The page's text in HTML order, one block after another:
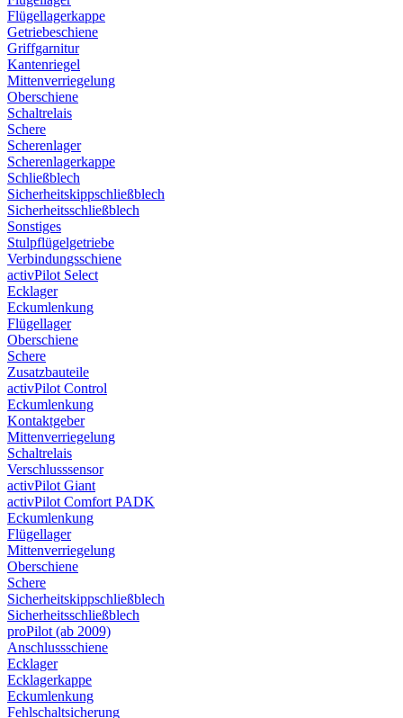
Flügellagerkappe
Getriebeschiene
Griffgarnitur
Kantenriegel
Mittenverriegelung
Oberschiene
Schaltrelais
Schere
Scherenlager
Scherenlagerkappe
Schließblech
Sicherheitskippschließblech
Sicherheitsschließblech
Sonstiges
Stulpflügelgetriebe
Verbindungsschiene
activPilot Select
Ecklager
Eckumlenkung
Flügellager
Oberschiene
Schere
Zusatzbauteile
activPilot Control
Eckumlenkung
Kontaktgeber
Mittenverriegelung
Schaltrelais
Verschlusssensor
activPilot Giant
activPilot Comfort PADK
Eckumlenkung
Flügellager
Mittenverriegelung
Oberschiene
Schere
Sicherheitskippschließblech
Sicherheitsschließblech
proPilot (ab 2009)
Anschlussschiene
Ecklager
Ecklagerkappe
Eckumlenkung
Fehlschaltsicherung